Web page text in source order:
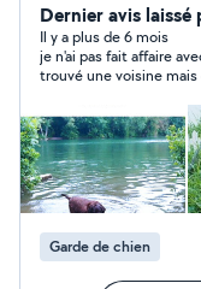
serais plus disponible sur ce site et laisse donc
... A votre service en toute sympathie,n'hésitez pas à
me contacter pour toute
UNIQUEMENT. J'accorde une grande importance à
certaines valeurs
l'honnêteté c'est pourquoi je suis là . Ex missions:
petsitting ,
ménage (ponctuel
vous rendre service ! et
solliciter en privé je ne peux répondre qu'à 3 demandes
/mois compte tenu
Dernier avis
Il y a plus de 6 mois
je n'ai pas fait affaire
trouvé une voisine
garde ses
Garde de chien